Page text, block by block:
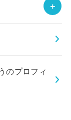
のプロフィ